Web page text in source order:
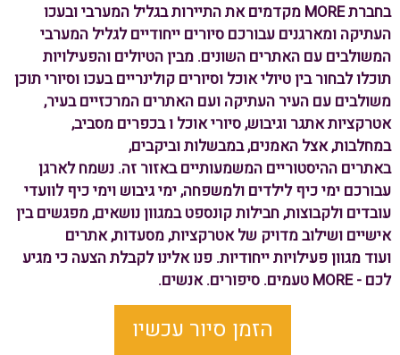
בחברת MORE מקדמים את התיירות בגליל המערבי ובעכו
העתיקה ומארגנים עבורכם סיורים ייחודיים לגליל המערבי
המשולבים עם האתרים השונים. מבין הטיולים והפעילויות
תוכלו לבחור בין טיולי אוכל וסיורים קולינריים בעכו וסיורי תוכן
משולבים עם העיר העתיקה ועם האתרים המרכזיים בעיר,
אטרקציות אתגר וגיבוש, סיורי אוכל ו בכפרים מסביב,
במחלבות, אצל האמנים, במבשלות וביקבים,
באתרים ההיסטוריים המשמעותיים באזור זה. נשמח לארגן
עבורכם ימי כיף לילדים ולמשפחה, ימי גיבוש וימי כיף לוועדי
עובדים ולקבוצות, חבילות קונספט במגוון נושאים, מפגשים בין
אישיים ושילוב מדויק של אטרקציות, מסעדות, אתרים
ועוד מגוון פעילויות ייחודיות. פנו אלינו לקבלת הצעה כי מגיע
לכם - MORE טעמים. סיפורים. אנשים.
הזמן סיור עכשיו